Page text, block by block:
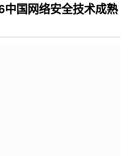
国网络安全技术成熟